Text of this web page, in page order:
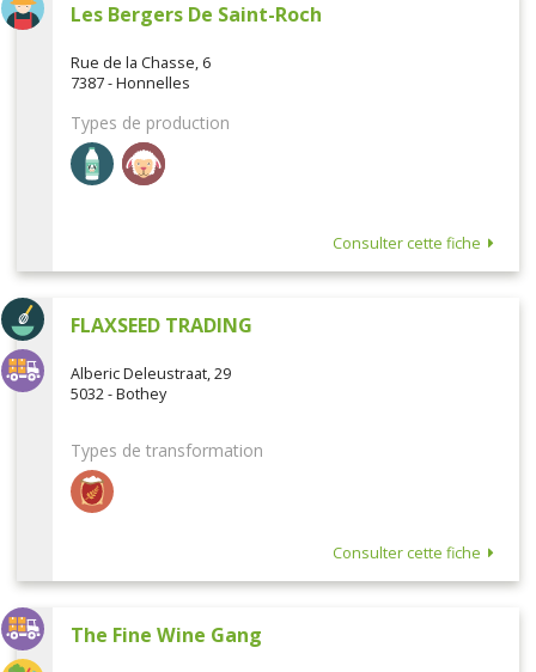
Les Bergers De Saint-Roch
Rue de la Chasse, 6
7387 - Honnelles
Types de production
Consulter cette fiche
FLAXSEED TRADING
Alberic Deleustraat, 29
5032 - Bothey
Types de transformation
Consulter cette fiche
The Fine Wine Gang